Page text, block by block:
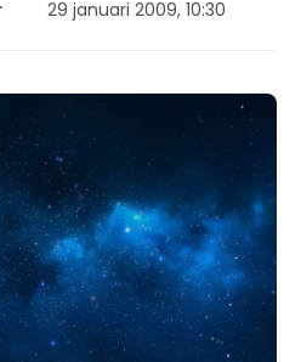
29 januari 2009, 10:30